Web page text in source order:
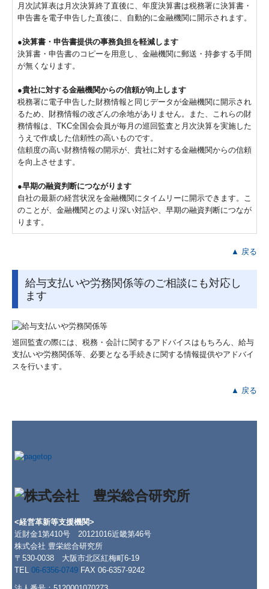
月次試算表は月次決算終了直後に、年度決算書は税務署に決算書・
申告書を電子申告した直後に、自動的に金融機関に開示されます。
●決算書・申告書提供の事務負担を軽減します
決算書・申告書のコピーを用意し、金融機関に郵送・持参する手間
が無くなります。
●貴社に対する金融機関からの信頼が向上します
税務署に電子申告した財務情報と同じデータが金融機関に開示され
るため、財務情報の改ざんの余地がありません。また、これらの財
務情報は、TKC全国会会員が毎月の巡回監査と月次決算を実施した
うえで作成した信頼性の高いものです。
信頼度の高い財務情報の開示が、貴社に対する金融機関からの信頼
を向上させます。
●早期の融資判断につながります
自社の最新の経営状況を金融機関にタイムリーに開示できます。こ
のことが、金融機関とのより深い対話や、早期の融資判断につなが
ります。
▲ 戻る
給与支払いや労務関係等のご相談にも対応し
ます
巡回監査の際には、税務・会計に関するアドバイスはもちろん、給与
支払いや労務関係等、必要となる手続きに関する情報提供やアドバイ
スを行います。
▲ 戻る
<経営革新等支援機関>
近財金1第410号 20121016近畿第46号
株式会社 豊栄総合研究所
〒530-0038 大阪市北区紅梅町6-19
TEL06-6356-0749 FAX 06-6357-9242